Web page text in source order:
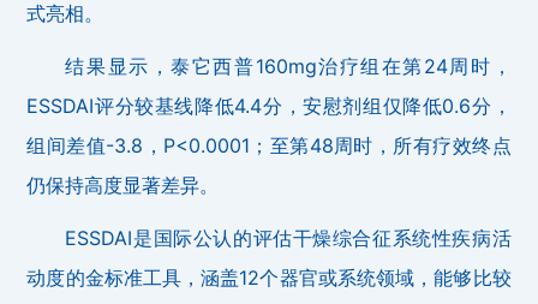
式亮相。
结果显示，泰它西普160mg治疗组在第24周时，
ESSDAI评分较基线降低4.4分，安慰剂组仅降低0.6分，
组间差值-3.8，P<0.0001；至第48周时，所有疗效终点
仍保持高度显著差异。
ESSDAI是国际公认的评估干燥综合征系统性疾病活
动度的金标准工具，涵盖12个器官或系统领域，能够比较